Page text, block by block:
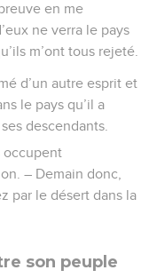
en me
ne verra le pays
m’ont tous rejeté.
d’un autre esprit et
le pays qu’il a
descendants.
occupent
– Demain donc,
par le désert dans la
son peuple